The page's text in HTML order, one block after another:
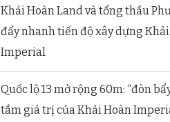
Khải Hoàn Land và tổng thầu
đẩy nhanh tiến độ xây dựng Khải
Imperial
Quốc lộ 13 mở rộng 60m: “đòn
tầm giá trị của Khải Hoàn